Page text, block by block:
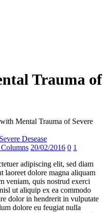
Trauma of
Mental Trauma of Severe
20/02/2016 0 1
adipiscing elit, sed diam
laoreet dolore magna aliquam
veniam, quis nostrud exerci
ut aliquip ex ea commodo
dolor in hendrerit in vulputate
dolore eu feugiat nulla